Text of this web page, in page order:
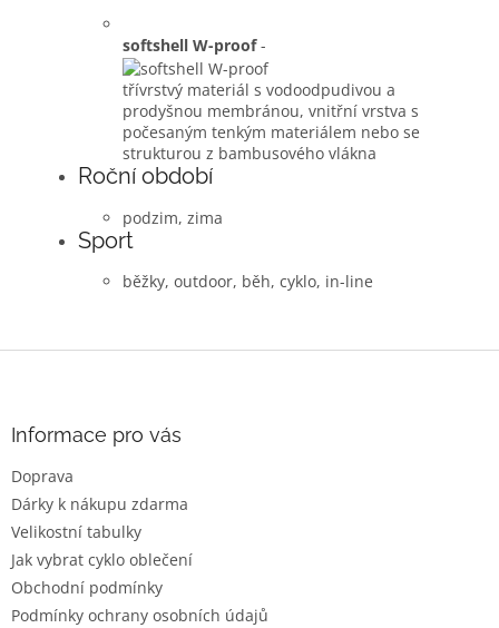
softshell W-proof -
třívrstvý materiál s vodoodpudivou a
prodyšnou membránou, vnitřní vrstva s
počesaným tenkým materiálem nebo se
strukturou z bambusového vlákna
Roční období
podzim, zima
Sport
běžky, outdoor, běh, cyklo, in-line
Informace pro vás
Doprava
Dárky k nákupu zdarma
Velikostní tabulky
Jak vybrat cyklo oblečení
Obchodní podmínky
Podmínky ochrany osobních údajů